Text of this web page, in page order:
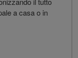
a casa o in